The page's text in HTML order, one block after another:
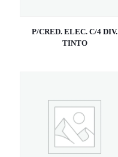
P/CRED. ELEC. C/4 DIV.
TINTO